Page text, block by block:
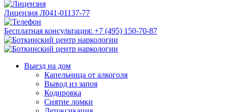
Лицензия Л041-01137-77
Бесплатная консультация: +7 (495) 150-70-87
Выезд на дом
Капельница от алкоголя
Вывод из запоя
Кодировка
Снятие ломки